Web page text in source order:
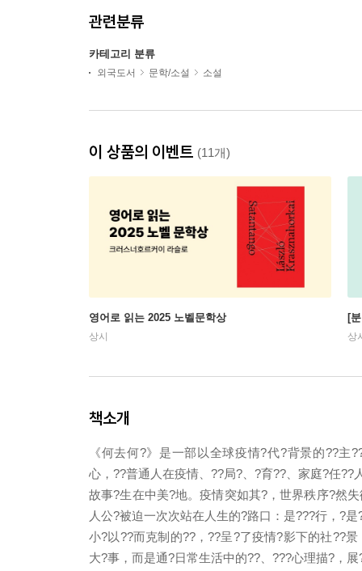
관련분류
카테고리 분류
외국도서 문학/소설 소설
이 상품의 이벤트 (11개)
영어로 읽는 2025 노벨문학상
상시
[
상
책소개
《何去何?》是一部以全球疫情?代?背景的??
心，??普通人在疫情、??局?、?育??、家庭?任??
故事?生在中美?地。疫情突如其?，世界秩序?然
人公?被迫一次次站在人生的?路口：是???行，?
小?以??而克制的??，??呈?了疫情?影下的社??
大?事，而是通?日常生活中的??、???心理描?，